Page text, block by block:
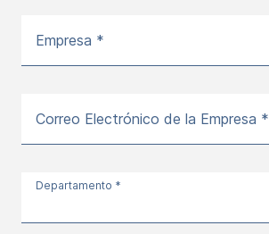
Empresa *
Correo Electrónico de la Empresa *
Departamento *